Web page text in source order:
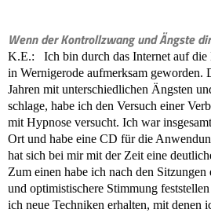
Wenn der Kontrollzwang und Ängste
K.E.: Ich bin durch das Internet auf die
in Wernigerode aufmerksam geworden.
Jahren mit unterschiedlichen Ängsten
schlage, habe ich den Versuch einer
mit Hypnose versucht. Ich war
Ort und habe eine CD für die
hat sich bei mir mit der Zeit eine
Zum einen habe ich nach den
und optimistischere Stimmung
ich neue Techniken erhalten, mit denen